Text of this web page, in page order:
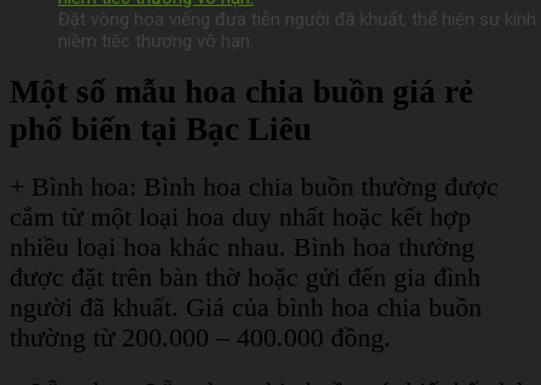
Đặt vòng hoa viếng đưa tiễn người đã khuất, thể hiện sự
niềm tiếc thương vô hạn.
Một số mẫu hoa chia buồn giá rẻ
phổ biến tại Bạc Liêu
+ Bình hoa: Bình hoa chia buồn thường được
cắm từ một loại hoa duy nhất hoặc kết hợp
nhiều loại hoa khác nhau. Bình hoa thường
được đặt trên bàn thờ hoặc gửi đến gia đình
người đã khuất. Giá của bình hoa chia buồn
thường từ 200.000 – 400.000 đồng.